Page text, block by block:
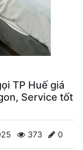
TP Huế giá
Service tốt
373 0